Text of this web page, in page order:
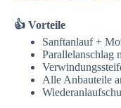
👍 Vorteile
Sanftanlauf +
Parallelanschlag
Alle Anbauteile